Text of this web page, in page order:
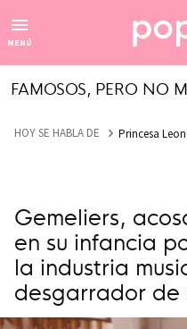
MENÚ
FAMOSOS, PERO NO
HOY SE HABLA DE Princesa
Gemeliers,
en su infancia
la industria
desgarrador de